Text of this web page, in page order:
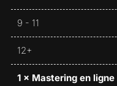
9 - 11
12+
1× Mastering en ligne